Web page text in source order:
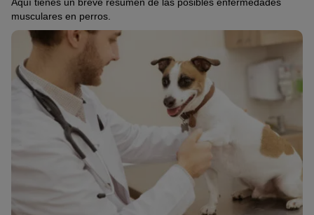
musculares en perros.